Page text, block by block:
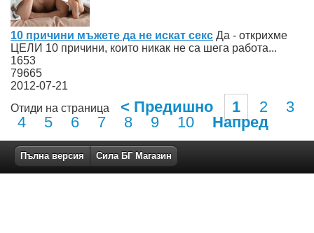
10 причини мъжете да не искат секс Да - открихме
ЦЕЛИ 10 причини, които никак не са шега работа...
1653
79665
2012-07-21
Отиди на страница
< Предишно 1 2
3
4
5 6 7 8 9 10 Напред
Пълна версия Сила БГ Магазин